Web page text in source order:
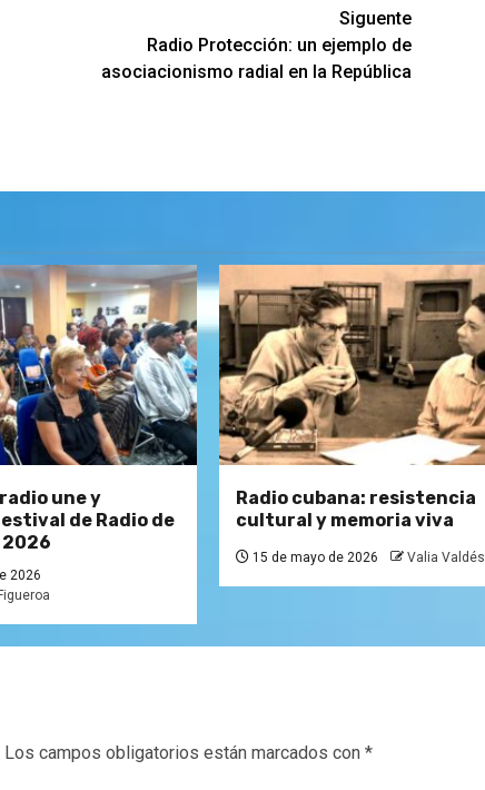
Siguente
Radio Protección: un ejemplo de
asociacionismo radial en la República
une y
de Radio de
2026
2026
Radio cubana: resistencia
cultural y memoria viva
15 de mayo de 2026 Valia Valdés
Los campos obligatorios están marcados con *